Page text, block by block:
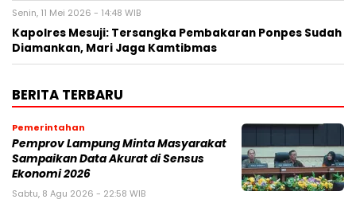
Senin, 11 Mei 2026 - 14:48 WIB
Kapolres Mesuji: Tersangka Pembakaran Ponpes Sudah
Diamankan, Mari Jaga Kamtibmas
BERITA TERBARU
Pemerintahan
Pemprov Lampung Minta Masyarakat
Sampaikan Data Akurat di Sensus
Ekonomi 2026
Sabtu, 8 Agu 2026 - 22:58 WIB